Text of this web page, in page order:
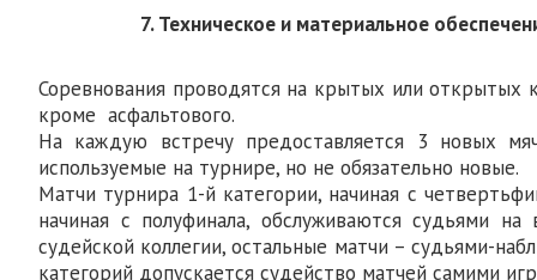
7. Техническое и материальное
Соревнования проводятся на крытых или
кроме асфальтового.
На каждую встречу предоставляется 3 новых
используемые на турнире, но не обязательно новые.
Матчи турнира 1-й категории, начиная с
начиная с полуфинала, обслуживаются судьями
судейской коллегии, остальные матчи – судьями-
категорий допускается судейство матчей самими